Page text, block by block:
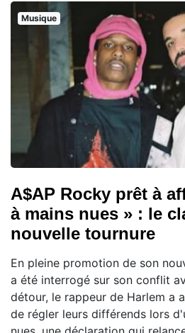
Musique
A$AP Rocky prêt à
à mains nues » : le
nouvelle tournure
En pleine promotion de son
a été interrogé sur son conflit
détour, le rappeur de Harlem a
de régler leurs différends lors